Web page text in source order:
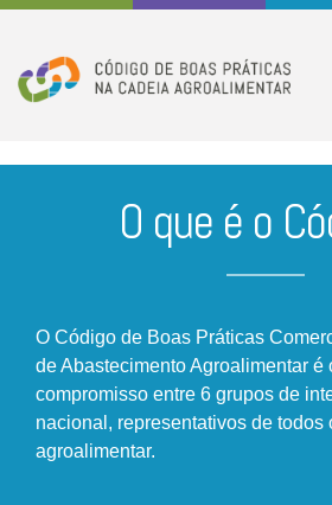
O que é o
O Código de Boas Práticas
de Abastecimento Agroalimentar é
compromisso entre 6 grupos de
nacional, representativos de todos
agroalimentar.